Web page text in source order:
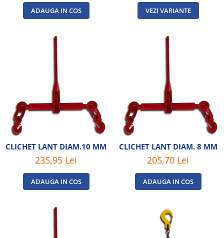
ADAUGA IN COS VEZI VARIANTE
CLICHET LANT DIAM.10 MM
235,95 Lei
ADAUGA IN COS
CLICHET LANT DIAM. 8 MM
205,70 Lei
ADAUGA IN COS